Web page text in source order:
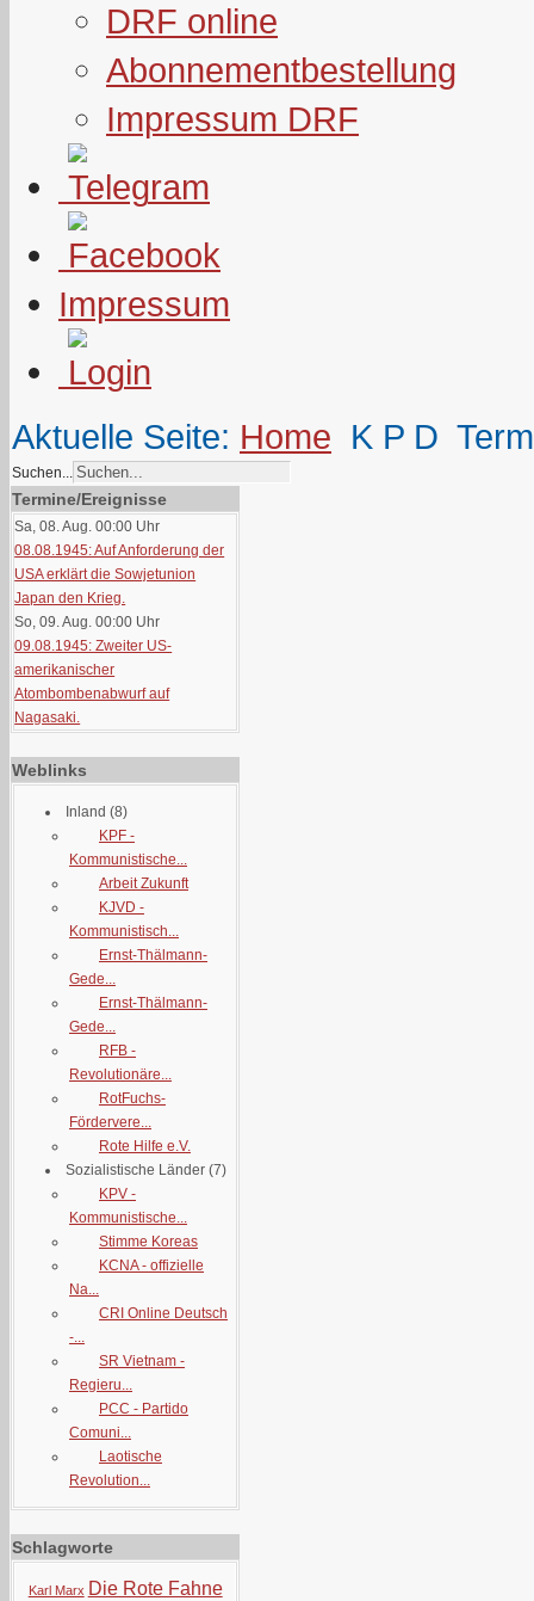
DRF online
Abonnementbestellung
Impressum DRF
Impressum
Aktuelle Seite: Home K P D
Suchen...
Termine/Ereignisse
Sa, 08. Aug. 00:00 Uhr
08.08.1945: Auf Anforderung der
USA erklärt die Sowjetunion
Japan den Krieg.
So, 09. Aug. 00:00 Uhr
09.08.1945: Zweiter US-
amerikanischer
Atombombenabwurf auf
Nagasaki.
Weblinks
Inland (8)
KPF -
Kommunistische...
Arbeit Zukunft
KJVD -
Kommunistisch...
Ernst-Thälmann-
Gede...
Ernst-Thälmann-
Gede...
RFB -
Revolutionäre...
RotFuchs-
Fördervere...
Rote Hilfe e.V.
Sozialistische Länder (7)
KPV -
Kommunistische...
Stimme Koreas
KCNA - offizielle
Na...
CRI Online Deutsch
-...
SR Vietnam -
Regieru...
PCC - Partido
Comuni...
Laotische
Revolution...
Schlagworte
Karl Marx Die Rote Fahne